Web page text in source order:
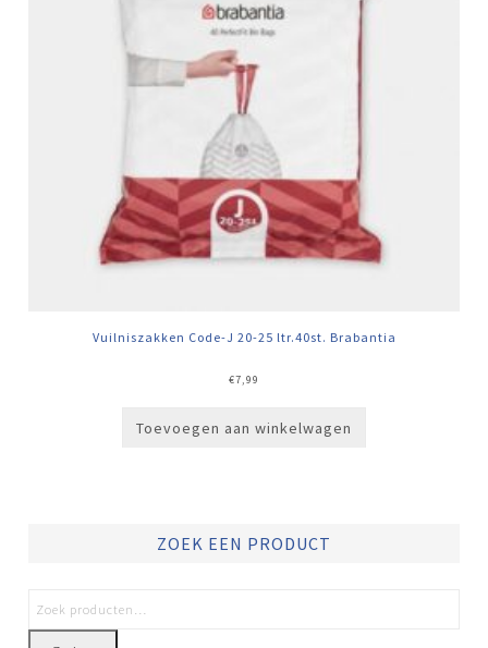
Vuilniszakken Code-J 20-25 ltr.40st. Brabantia
€7,99
Toevoegen aan winkelwagen
ZOEK EEN PRODUCT